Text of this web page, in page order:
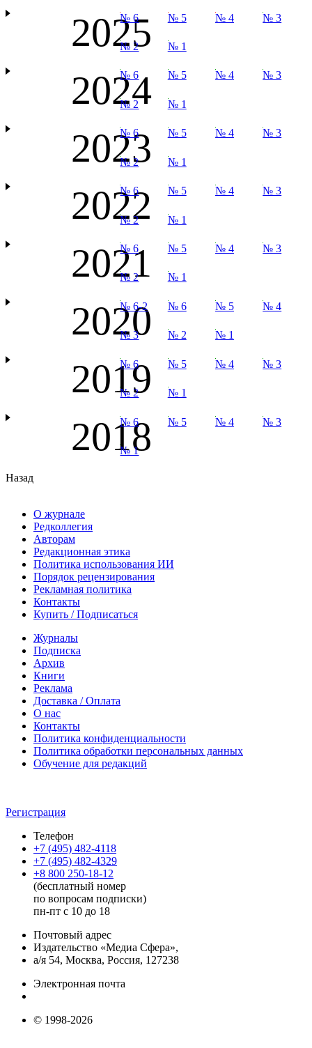
2025
№ 6 № 5 № 4 № 3
№ 2 № 1
2024
№ 6 № 5 № 4 № 3
№ 2 № 1
2023
№ 6 № 5 № 4 № 3
№ 2 № 1
2022
№ 6 № 5 № 4 № 3
№ 2 № 1
2021
№ 6 № 5 № 4 № 3
№ 2 № 1
2020
№ 6-2 № 6 № 5 № 4
№ 3 № 2 № 1
2019
№ 6 № 5 № 4 № 3
№ 2 № 1
2018
№ 6 № 5 № 4 № 3
№ 1
Назад
О журнале
Редколлегия
Авторам
Редакционная этика
Политика использования ИИ
Порядок рецензирования
Рекламная политика
Контакты
Купить / Подписаться
Журналы
Подписка
Архив
Книги
Реклама
Доставка / Оплата
О нас
Контакты
Политика конфиденциальности
Политика обработки персональных данных
Обучение для редакций
Регистрация
Телефон
+7 (495) 482-4118
+7 (495) 482-4329
+8 800 250-18-12
(бесплатный номер
по вопросам подписки)
пн-пт с 10 до 18
Почтовый адрес
Издательство «Медиа Сфера»,
а/я 54, Москва, Россия, 127238
Электронная почта
© 1998-2026